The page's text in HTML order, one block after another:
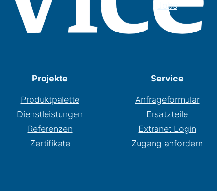
Jobs
Projekte
Produktpalette
Dienstleistungen
Referenzen
Zertifikate
Service
Anfrageformular
Ersatzteile
Extranet Login
Zugang anfordern